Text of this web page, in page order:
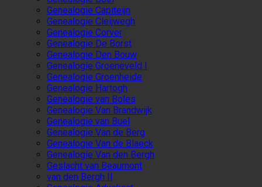
Genealogie Capiteijn
Genealogie Cleijwegh
Genealogie Corver
Genealogie De Borst
Genealogie Den Bouw
Genealogie Groeneveld I
Genealogie Groenheide
Genealogie Hartogh
Genealogie van Boles
Genealogie Van Brandwijk
Genealogie van Buel
Genealogie Van de Berg
Genealogie Van de Blaeck
Genealogie Van den Bergh
Geslacht van Beaumont
van den Bergh II